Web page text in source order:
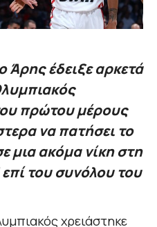
Άρης έδειξε αρκετά
πρώτου μέρους
να πατήσει το
μια ακόμα νίκη στη
επί του συνόλου του
χρειάστηκε